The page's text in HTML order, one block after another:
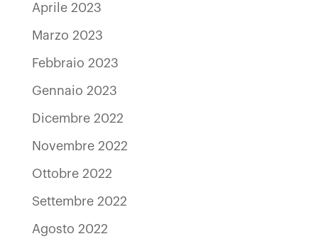
Aprile 2023
Marzo 2023
Febbraio 2023
Gennaio 2023
Dicembre 2022
Novembre 2022
Ottobre 2022
Settembre 2022
Agosto 2022